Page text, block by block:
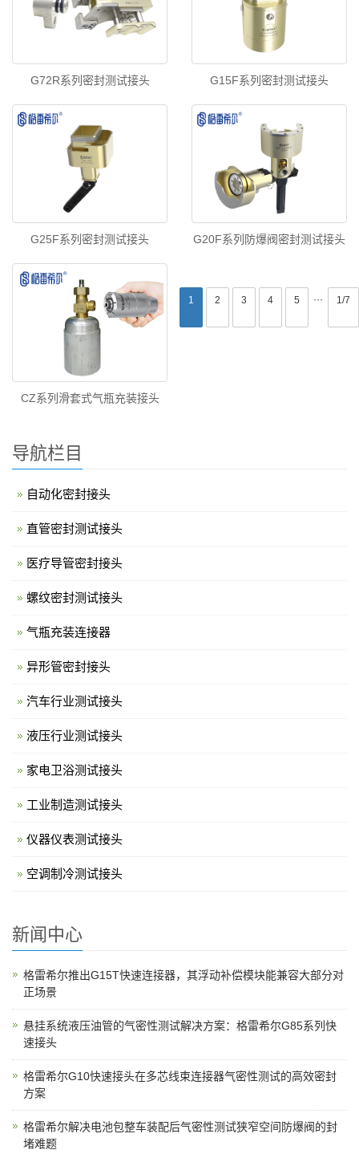
G72R系列密封测试接头 G15F系列密封测试接头
G25F系列密封测试接头 G20F系列防爆阀密封测试接头
CZ系列滑套式气瓶充装接头
首
页
<< 1 2 3 4 5 ··· 1/7
导航栏目
自动化密封接头
直管密封测试接头
医疗导管密封接头
螺纹密封测试接头
气瓶充装连接器
异形管密封接头
汽车行业测试接头
液压行业测试接头
家电卫浴测试接头
工业制造测试接头
仪器仪表测试接头
空调制冷测试接头
新闻中心
格雷希尔推出G15T快速连接器，其浮动补偿模块能兼容大部分对
正场景
悬挂系统液压油管的气密性测试解决方案：格雷希尔G85系列快
速接头
格雷希尔G10快速接头在多芯线束连接器气密性测试的高效密封
方案
格雷希尔解决电池包整车装配后气密性测试狭窄空间防爆阀的封
堵难题